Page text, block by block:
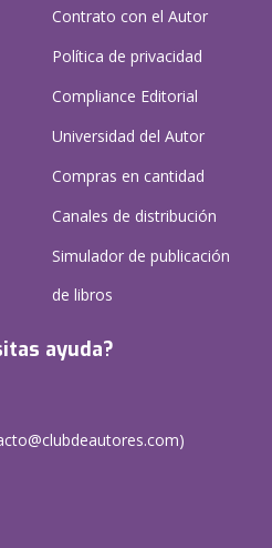
Contrato con el Autor
Política de privacidad
Compliance Editorial
Universidad del Autor
Compras en cantidad
Canales de distribución
Simulador de publicación
de libros
ayuda?
)